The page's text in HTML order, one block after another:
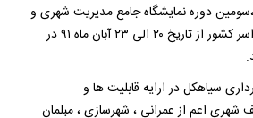
،سومین دوره نمایشگاه جامع مدیریت شهری و
دستاوردهای شهرداریهای سراسر کشور از تاریخ ۲۰ الی ۲۳ آبان ماه ۹۱ در
سیاهکل در ارایه قابلیت ها و
شهری اعم از عمرانی ، شهرسازی ، مبلمان